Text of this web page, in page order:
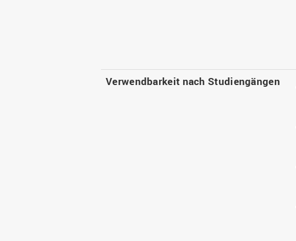
Verwendbarkeit nach Studiengängen